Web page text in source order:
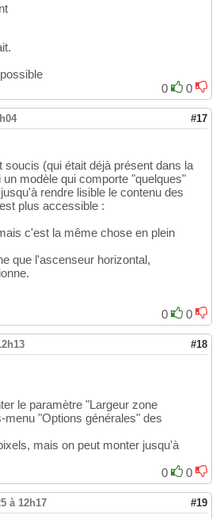
0
0
#17
soucis (qui était déjà présent dans la
modèle qui comporte "quelques"
rendre lisible le contenu des
plus accessible :
c'est la même chose en plein
que l'ascenseur horizontal,
0
0
#18
le paramètre "Largeur zone
menu "Options générales" des
mais on peut monter jusqu'à
0
0
à 12h17 #19